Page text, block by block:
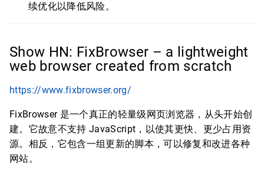
续优化以降低风险。
Show HN: FixBrowser – a lightweight
web browser created from scratch
https://www.fixbrowser.org/
FixBrowser 是一个真正的轻量级网页浏览器，从头开始创
建。它故意不支持 JavaScript，以使其更快、更少占用资
源。相反，它包含一组更新的脚本，可以修复和改进各种
网站。